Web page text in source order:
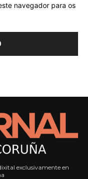
navegador para os
exclusivamente en